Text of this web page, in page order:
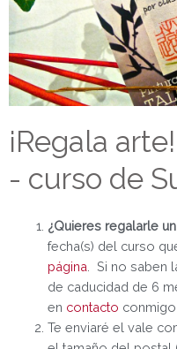
¡Regala
- curso de
¿Quieres regalarle
fecha(s) del curso
página . Si no saben
de caducidad de 6
en contacto
Te enviaré el vale